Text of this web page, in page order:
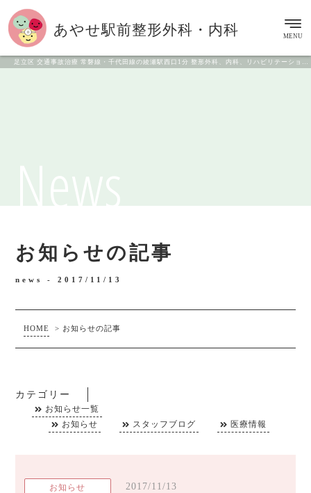
足立区 交通事故治療 常磐線・千代田線の綾瀬駅西口1分 整形外科、内科、リハビリテーション科
あやせ駅前整形外科・内科 MENU
お知らせの記事
news -2017/11/13
HOME > お知らせの記事
カテゴリー
お知らせ一覧
お知らせ
スタッフブログ 医療情報
お知らせ 2017/11/13